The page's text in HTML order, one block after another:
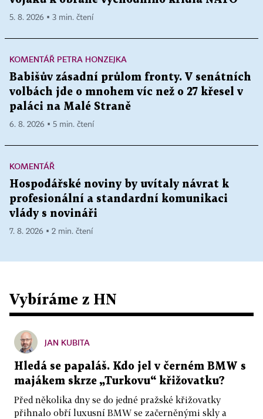
5. 8. 2026 ▪ 3 min. čtení
KOMENTÁŘ PETRA HONZEJKA
Babišův zásadní průlom fronty. V senátních
volbách jde o mnohem víc než o 27 křesel v
paláci na Malé Straně
6. 8. 2026 ▪ 5 min. čtení
KOMENTÁŘ
Hospodářské noviny by uvítaly návrat k
profesionální a standardní komunikaci
vlády s novináři
7. 8. 2026 ▪ 2 min. čtení
Vybíráme z HN
JAN KUBITA
Hledá se papaláš. Kdo jel v černém BMW s
majákem skrze „Turkovu“ křižovatku?
Před několika dny se do jedné pražské křižovatky
přihnalo obří luxusní BMW se začerněnými skly a